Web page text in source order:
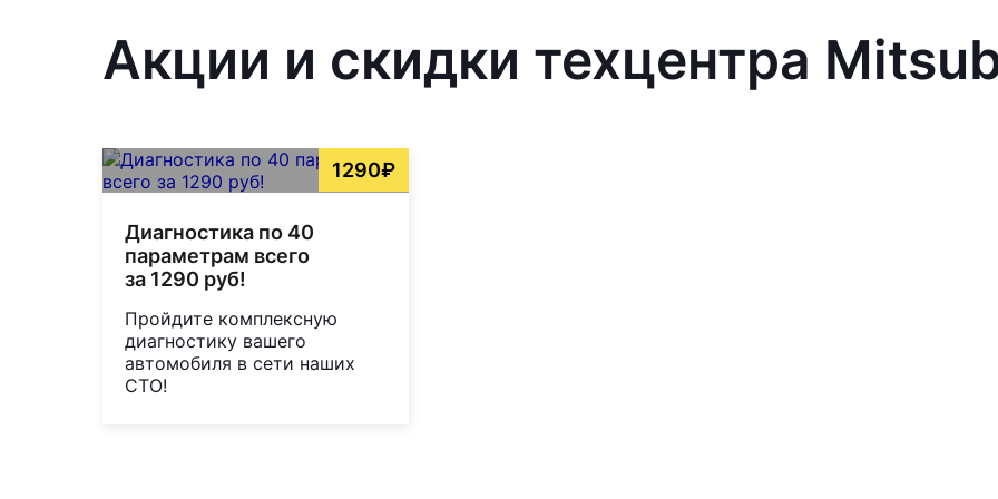
Акции и скидки техцентра
1290₽
Диагностика по 40
параметрам всего
за 1290 руб!
Пройдите комплексную
диагностику вашего
автомобиля в сети наших
СТО!